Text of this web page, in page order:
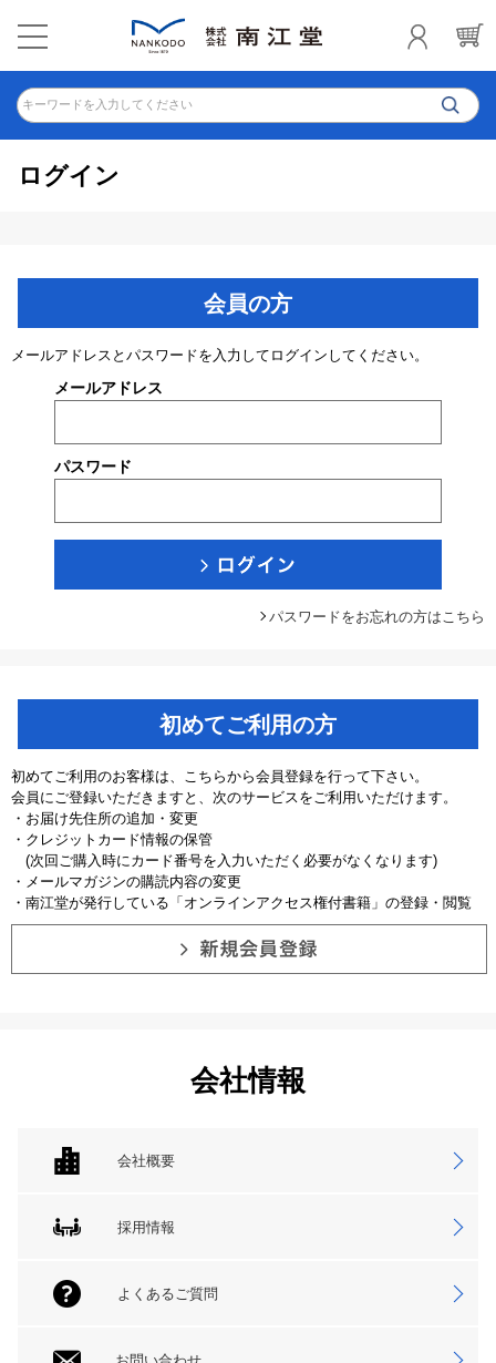
キーワードを入力してください
ログイン
会員の方
メールアドレスとパスワードを入力してログインしてください。
メールアドレス
パスワード
パスワードをお忘れの方はこちら
初めてご利用の方
初めてご利用のお客様は、こちらから会員登録を行って下さい。
会員にご登録いただきますと、次のサービスをご利用いただけます。
・お届け先住所の追加・変更
・クレジットカード情報の保管
(次回ご購入時にカード番号を入力いただく必要がなくなります)
・メールマガジンの購読内容の変更
・南江堂が発行している「オンラインアクセス権付書籍」の登録・閲覧
会社情報
会社概要
採用情報
よくあるご質問
お問い合わせ